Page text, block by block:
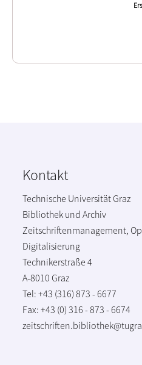
Kontakt
Technische Universität Graz
Bibliothek und Archiv
Zeitschriftenmanagement,
Digitalisierung
Technikerstraße 4
A-8010 Graz
Tel: +43 (316) 873 - 6677
Fax: +43 (0) 316 - 873 - 6674